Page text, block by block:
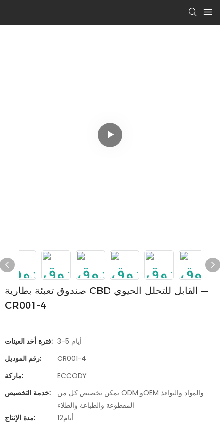
صندوق تعبئة بطارية CBD القابل للتحلل الحيوي —
CR001-4
فترة أخذ العينات:
3-5 أيام
رقم الموديل:
CR001-4
ماركة:
ECCODY
خدمة التخصيص:
يمكن تخصيص كل من ODM وOEM والمواد والنوافذ
المقطوعة والطباعة والطلاء
مدة الإنتاج:
أيام12